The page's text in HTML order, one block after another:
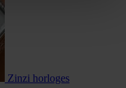
Zinzi horloges